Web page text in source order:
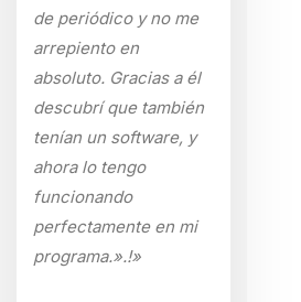
de periódico y no me
arrepiento en
absoluto. Gracias a él
descubrí que también
tenían un software, y
ahora lo tengo
funcionando
perfectamente en mi
programa.».!»